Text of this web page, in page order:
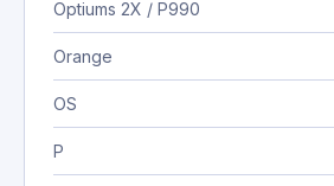
Optiums 2X / P990
Orange
OS
P